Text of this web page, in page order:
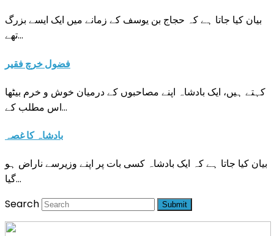
بیان کیا جاتا ہے کہ حجاج بن یوسف کے زمانے میں ایک ایسے بزرگ
تھے…
فضول خرچ فقیر
کہتے ہیں، ایک بادشاہ اپنے مصاحبوں کے درمیان خوش و خرم بیٹھا
اس مطلب کے…
بادشاہ کا غصہ
بیان کیا جاتا ہے کہ ایک بادشاہ کسی بات پر اپنے وزیرسے ناراض ہو
گیا…
Search
Submit